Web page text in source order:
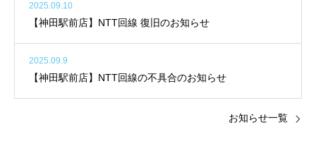
2025.09.10
【神田駅前店】NTT回線 復旧のお知らせ
2025.09.9
【神田駅前店】NTT回線の不具合のお知らせ
お知らせ一覧